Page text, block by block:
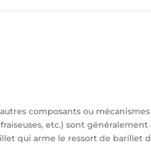
composants ou
etc.) sont
qui arme le ressort de barillet